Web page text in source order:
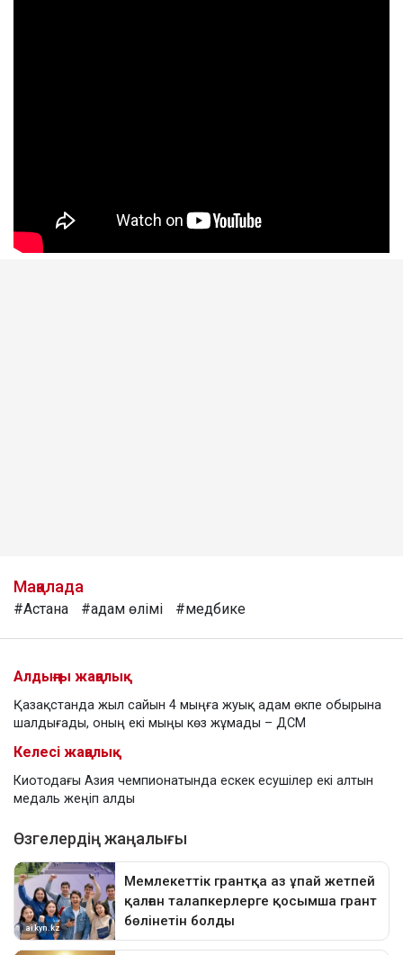
Мақалада
#Астана #адам өлімі #медбике
Алдыңғы жаңалық
Қазақстанда жыл сайын 4 мыңға жуық адам өкпе обырына
шалдығады, оның екі мыңы көз жұмады – ДСМ
Келесі жаңалық
Киотодағы Азия чемпионатында ескек есушілер екі алтын
медаль жеңіп алды